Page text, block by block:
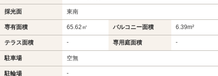
採光面 東南
専有面積 65.62㎡ バルコニー面積 6.39m²
テラス面積 - 専用庭面積 -
駐車場 空無
駐輪場 -